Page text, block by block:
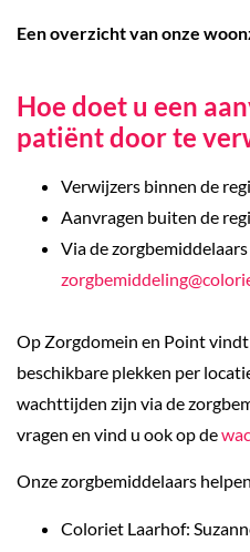
Een overzicht van onze
Hoe doet u een
patiënt door te
Verwijzers binnen de
Aanvragen buiten de
Via de
Op Zorgdomein en Point
beschikbare plekken per
wachttijden zijn via de
vragen en vind u ook op de
Onze zorgbemiddelaars
Coloriet Laarhof: